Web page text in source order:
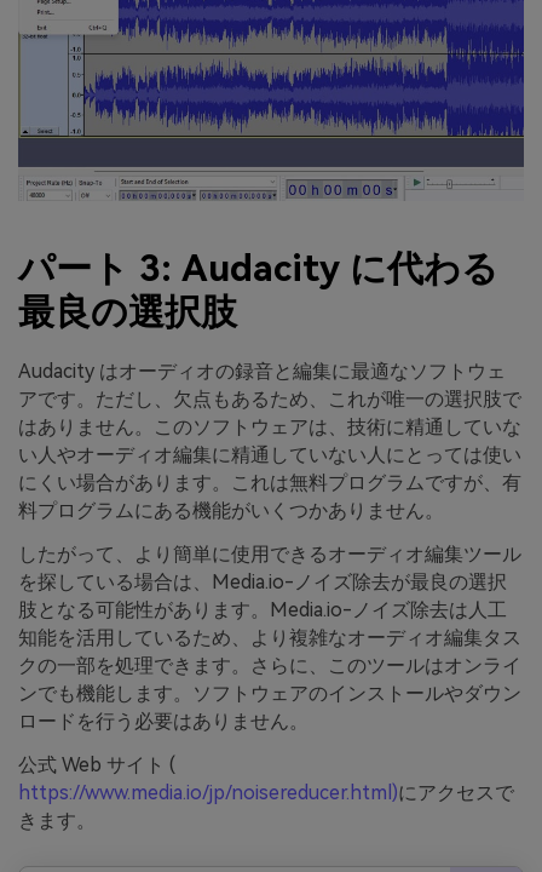
パート 3: Audacity に代わる
最良の選択肢
Audacity はオーディオの録音と編集に最適なソフトウェ
アです。ただし、欠点もあるため、これが唯一の選択肢で
はありません。このソフトウェアは、技術に精通していな
い人やオーディオ編集に精通していない人にとっては使い
にくい場合があります。これは無料プログラムですが、有
料プログラムにある機能がいくつかありません。
したがって、より簡単に使用できるオーディオ編集ツール
を探している場合は、Media.io-ノイズ除去が最良の選択
肢となる可能性があります。Media.io-ノイズ除去は人工
知能を活用しているため、より複雑なオーディオ編集タス
クの一部を処理できます。さらに、このツールはオンライ
ンでも機能します。ソフトウェアのインストールやダウン
ロードを行う必要はありません。
公式 Web サイト (
https://www.media.io/jp/noisereducer.html)にアクセスで
きます。